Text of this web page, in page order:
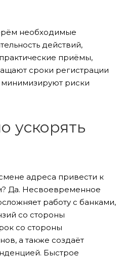
необходимые
действий,
приёмы,
сроки регистрации
риски
ускорять
адреса привести к
Да. Несвоевременное
работу с банками,
со стороны
со стороны
а также создаёт
Быстрое